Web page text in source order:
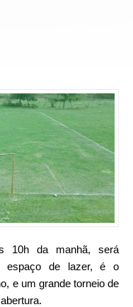
10h da manhã, será
espaço de lazer, é o
e um grande torneio de